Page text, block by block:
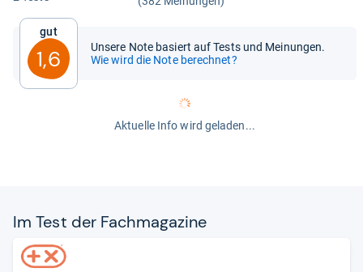
Gut
1,6
Unsere Note basiert auf Tests und Meinungen.
Wie wird die Note berechnet?
Aktuelle Info wird geladen...
Im Test der Fach­ma­ga­zine